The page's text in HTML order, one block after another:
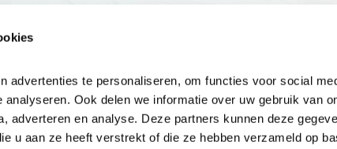
advertenties te personaliseren, om functies voor social
Ook delen we informatie over uw gebruik van
adverteren en analyse. Deze partners kunnen deze
u aan ze heeft verstrekt of die ze hebben verzameld op